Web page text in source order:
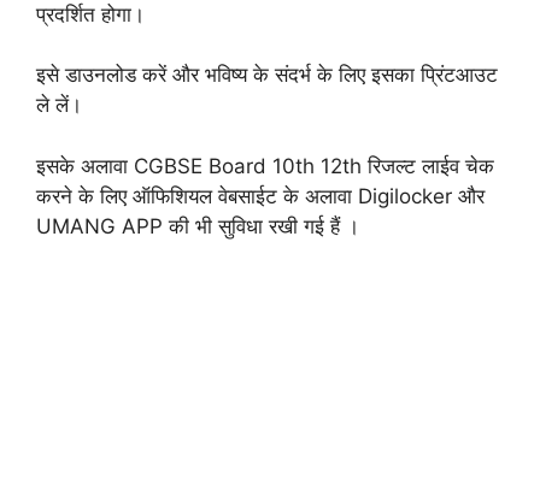
प्रदर्शित होगा।
इसे डाउनलोड करें और भविष्य के संदर्भ के लिए इसका प्रिंटआउट
ले लें।
इसके अलावा CGBSE Board 10th 12th रिजल्ट लाईव चेक
करने के लिए ऑफिशियल वेबसाईट के अलावा Digilocker और
UMANG APP की भी सुविधा रखी गई हैं ।